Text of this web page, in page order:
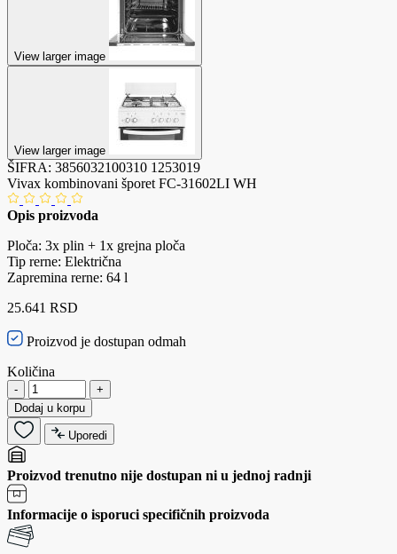
View larger image
View larger image
ŠIFRA: 3856032100310 1253019
Vivax kombinovani šporet FC-31602LI WH
Opis proizvoda
Ploča: 3x plin + 1x grejna ploča
Tip rerne: Električna
Zapremina rerne: 64 l
25.641 RSD
Proizvod je dostupan odmah
Količina
-
+
Dodaj u korpu
Uporedi
Proizvod trenutno nije dostupan ni u jednoj radnji
Informacije o isporuci specifičnih proizvoda